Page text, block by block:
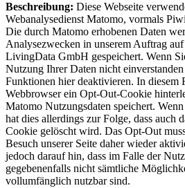
Beschreibung: Diese Webseite
Webanalysedienst Matomo, vormals
Die durch Matomo erhobenen Daten
Analysezwecken in unserem Auftrag
LivingData GmbH gespeichert. Wenn
Nutzung Ihrer Daten nicht
Funktionen hier deaktivieren. In diesem
Webbrowser ein Opt-Out-Cookie
Matomo Nutzungsdaten speichert.
hat dies allerdings zur Folge, dass auch
Cookie gelöscht wird. Das Opt-Out
Besuch unserer Seite daher wieder
jedoch darauf hin, dass im Falle der
gegebenenfalls nicht sämtliche
vollumfänglich nutzbar sind.